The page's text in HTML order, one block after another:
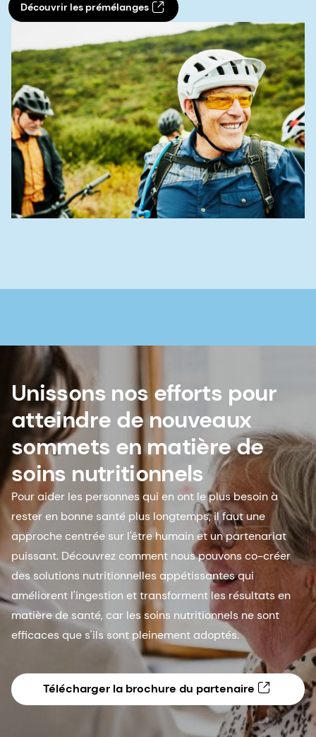
Découvrir les prémélanges
Unissons nos efforts pour
atteindre de nouveaux
sommets en matière de
soins nutritionnels
Pour aider les personnes qui en ont le plus besoin à
rester en bonne santé plus longtemps, il faut une
approche centrée sur l'être humain et un partenariat
puissant. Découvrez comment nous pouvons co-créer
des solutions nutritionnelles appétissantes qui
améliorent l'ingestion et transforment les résultats en
matière de santé, car les soins nutritionnels ne sont
efficaces que s'ils sont pleinement adoptés.
Télécharger la brochure du partenaire